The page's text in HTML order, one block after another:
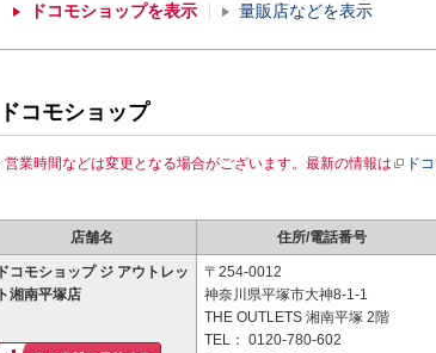
ドコモショップを表示 量販店などを表示
ドコモショップ
営業時間などは変更となる場合がございます。最新の情報は ド
店舗名 住所/電話番号
ドコモショップ ジ アウトレッ
ト湘南平塚店
〒254-0012
神奈川県平塚市大神8-1-1
THE OUTLETS 湘南平塚 2階
TEL： 0120-780-602